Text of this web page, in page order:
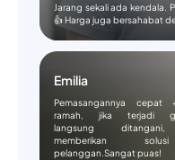
Jarang sekali ada kendala.
👍 Harga juga bersahabat
Emilia
Pemasangannya cepat
ramah, jika terjadi
langsung
memberikan
pelanggan.Sangat puas!